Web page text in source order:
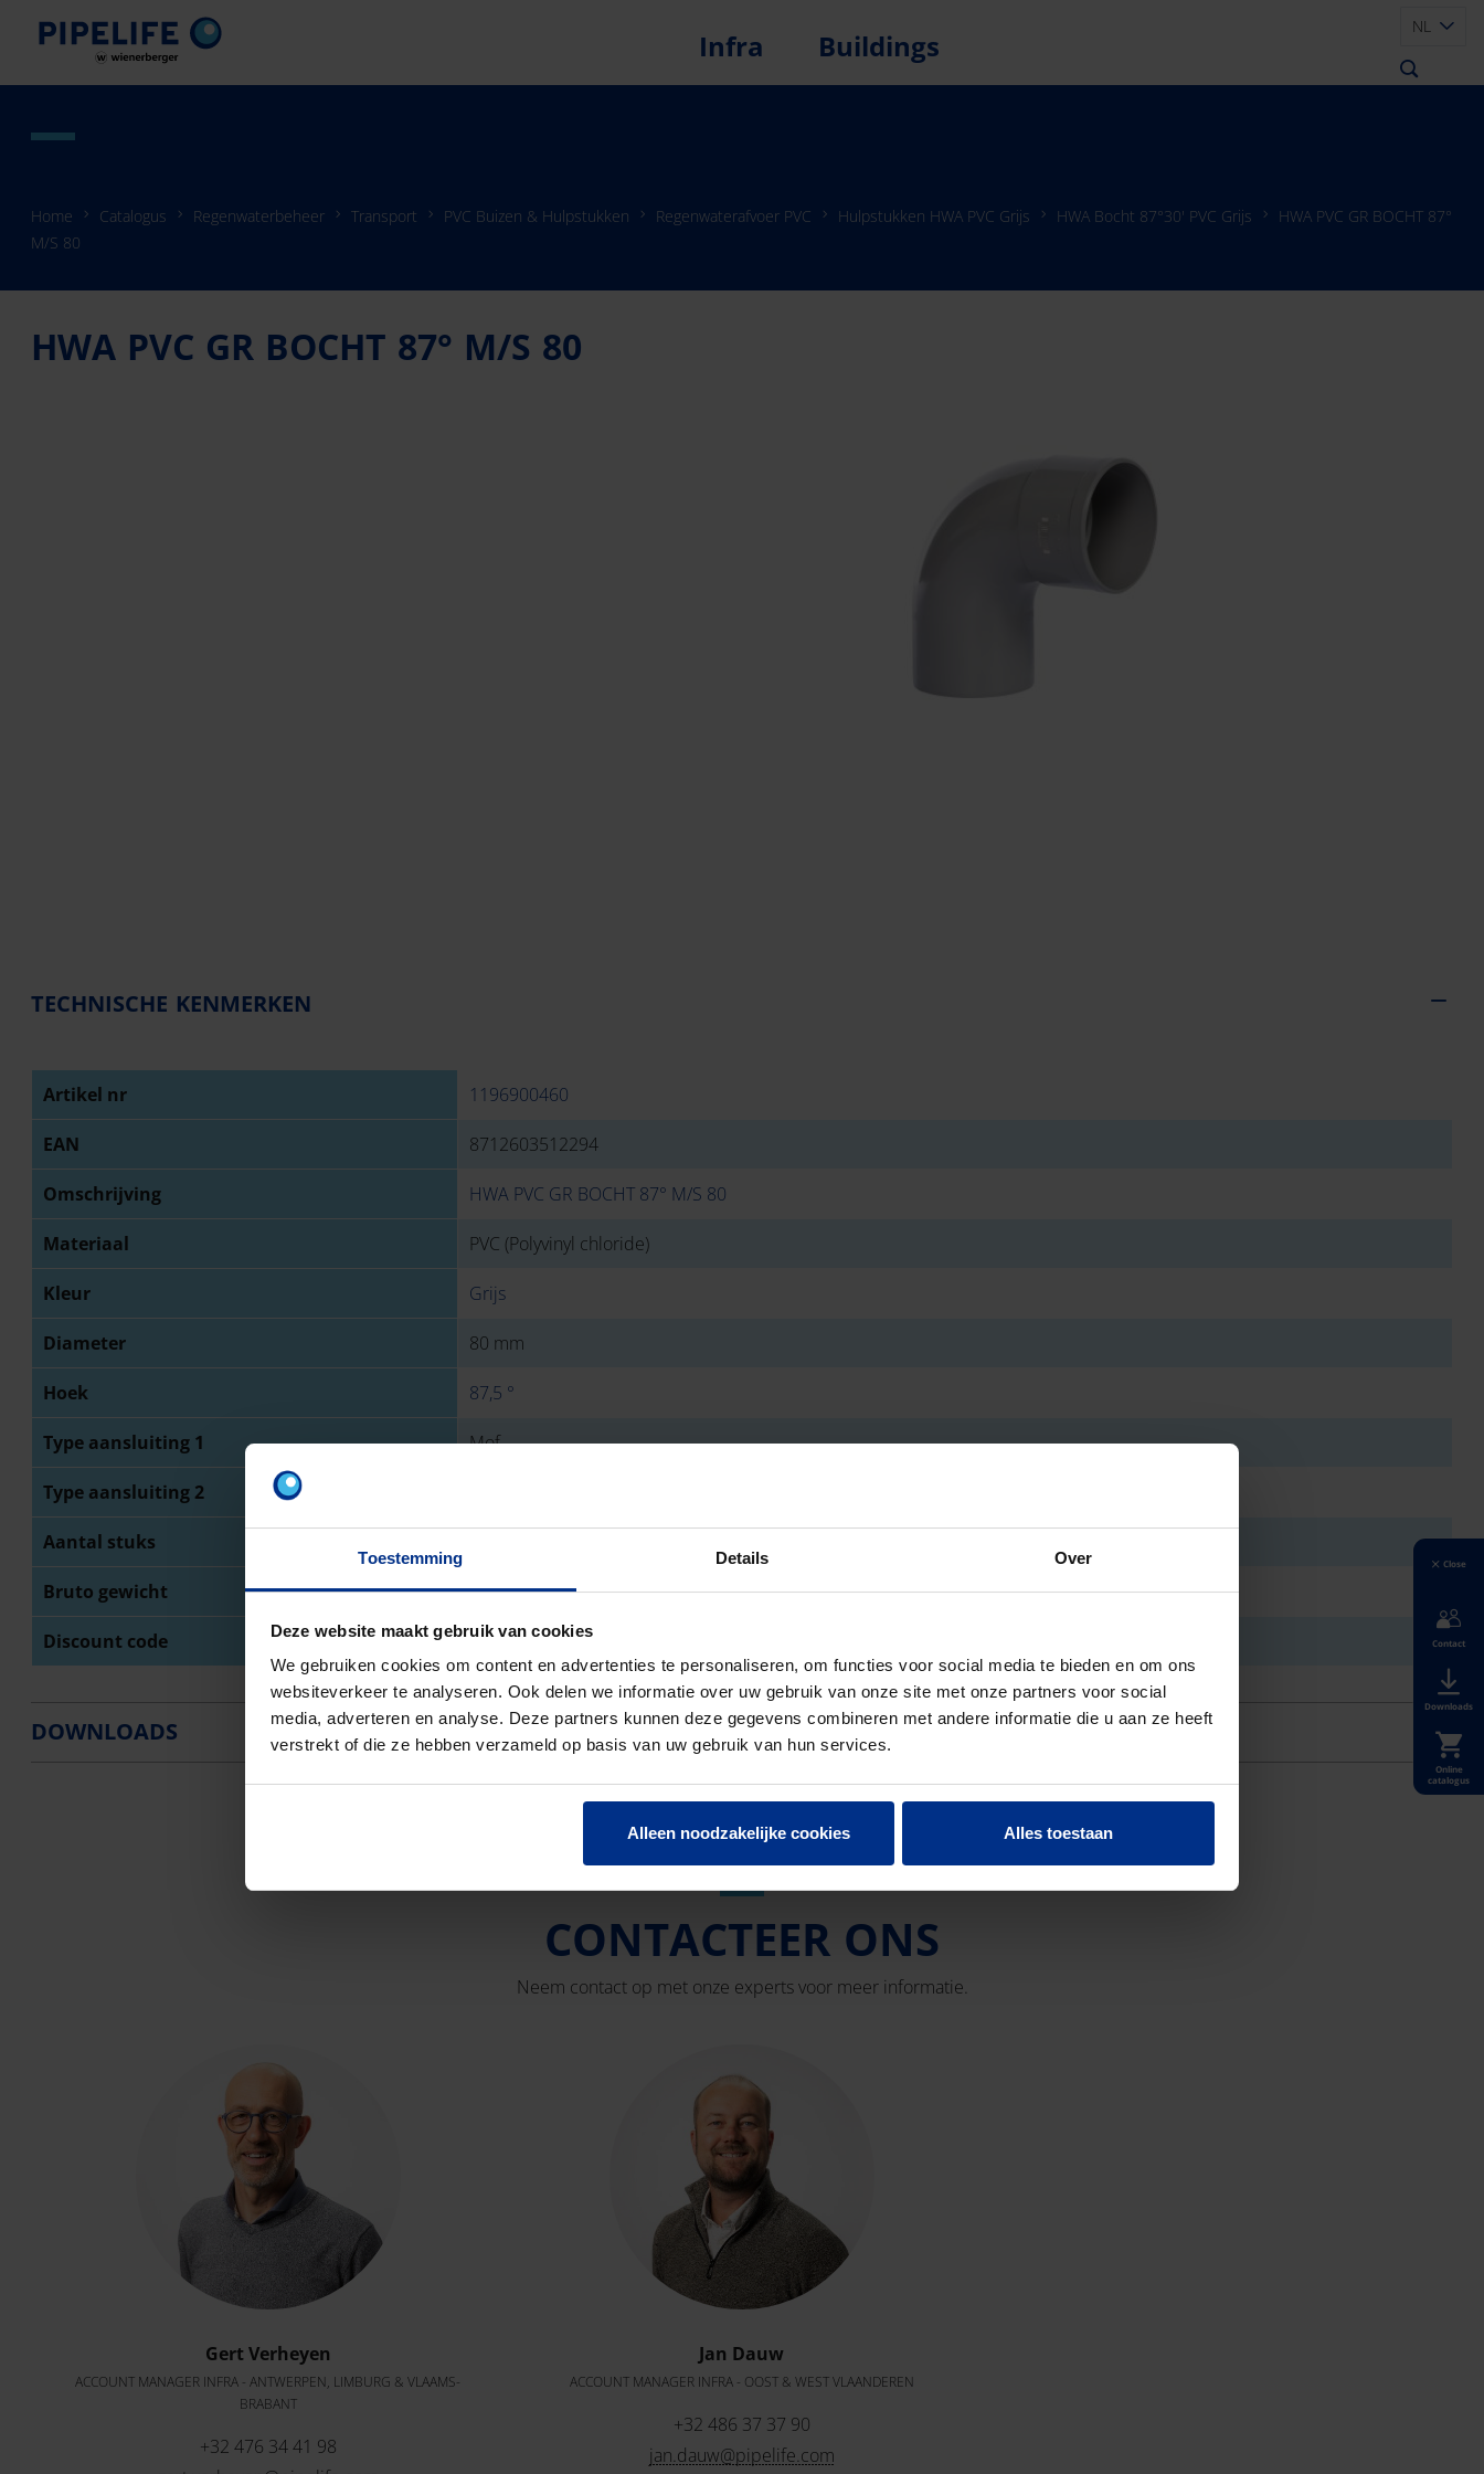
Toestemming Details Over
Deze website maakt gebruik van cookies
We gebruiken cookies om content en advertenties te personaliseren, om functies voor social media te bieden en om ons
websiteverkeer te analyseren. Ook delen we informatie over uw gebruik van onze site met onze partners voor social
media, adverteren en analyse. Deze partners kunnen deze gegevens combineren met andere informatie die u aan ze heeft
verstrekt of die ze hebben verzameld op basis van uw gebruik van hun services.
Alleen noodzakelijke cookies Alles toestaan
Infra Buildings
NL
Home Catalogus Regenwaterbeheer Transport PVC Buizen & Hulpstukken Regenwaterafvoer PVC Hulpstukken HWA PVC Grijs HWA Bocht 87°30' PVC Grijs
HWA PVC GR BOCHT 87°
M/S 80
HWA PVC GR BOCHT 87° M/S 80
TECHNISCHE KENMERKEN
Artikel nr 1196900460
EAN 8712603512294
Omschrijving HWA PVC GR BOCHT 87° M/S 80
Materiaal PVC (Polyvinyl chloride)
Kleur Grijs
Diameter 80 mm
Hoek 87,5 °
Type aansluiting 1 Mof
Type aansluiting 2
Aantal stuks
Bruto gewicht 147
Discount code O31
DOWNLOADS
CONTACTEER ONS
Neem contact op met onze experts voor meer informatie.
Gert Verheyen
ACCOUNT MANAGER INFRA - ANTWERPEN, LIMBURG & VLAAMS-
BRABANT
+32 476 34 41 98
Jan Dauw
ACCOUNT MANAGER INFRA - OOST & WEST VLAANDEREN
+32 486 37 37 90
jan.dauw@pipelife.com
Close
Contact
Downloads
Online
catalogus